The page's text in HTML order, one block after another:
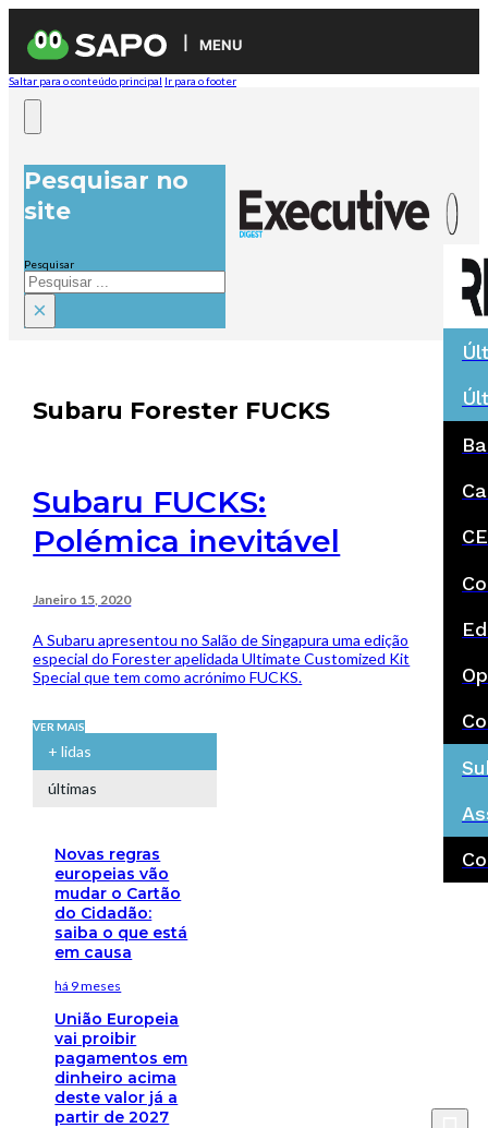
MENU
Saltar para o conteúdo principal Ir para o footer
Pesquisar no
site
Pesquisar
×
Subaru Forester FUCKS
Subaru FUCKS:
Polémica inevitável
Janeiro 15, 2020
A Subaru apresentou no Salão de Singapura uma edição
especial do Forester apelidada Ultimate Customized Kit
Special que tem como acrónimo FUCKS.
VER MAIS
+ lidas
últimas
Novas regras
europeias vão
mudar o Cartão
do Cidadão:
saiba o que está
em causa
há 9 meses
União Europeia
vai proibir
pagamentos em
dinheiro acima
deste valor já a
partir de 2027